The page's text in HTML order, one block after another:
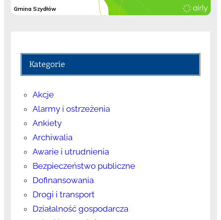
Kategorie
Akcje
Alarmy i ostrzeżenia
Ankiety
Archiwalia
Awarie i utrudnienia
Bezpieczeństwo publiczne
Dofinansowania
Drogi i transport
Działalność gospodarcza